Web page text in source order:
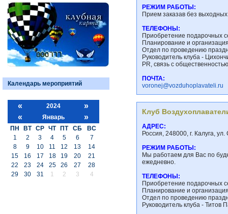
Календарь мероприятий
« 2024
»
«
Январь »
ПН ВТ СР ЧТ ПТ СБ
ВС
1
2 3 4 5 6
7
8
9 10 11 12 13
14
15
16 17 18 19 20
21
22
23 24 25 26 27
28
29
30 31 1 2 3 4
РЕЖИМ РАБОТЫ:
Прием заказав без
ТЕЛЕФОНЫ:
Приобретение подарочных
Планирование и
Отдел по проведению
Руководитель клуба -
PR, связь с
ПОЧТА:
voronej@vozduhoplavateli.ru
Клуб
АДРЕС:
Россия, 248000, г. Калуга,
РЕЖИМ РАБОТЫ:
Мы работаем для Вас по
ежедневно.
ТЕЛЕФОНЫ:
Приобретение подарочных
Планирование и
Отдел по проведению
Руководитель клуба - Титов